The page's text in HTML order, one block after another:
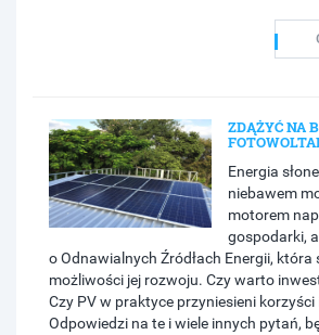
ZDĄŻYĆ NA
Energia
niebawem
motorem
gospodarki,
o Odnawialnych Źródłach Energii,
możliwości jej rozwoju. Czy warto
Czy PV w praktyce przyniesieni korzyści
Odpowiedzi na te i wiele innych pytań,